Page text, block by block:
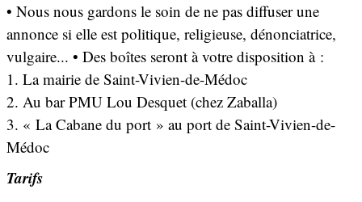
• Nous nous gardons le soin de ne pas diffuser une
annonce si elle est politique, religieuse, dénonciatrice,
vulgaire... • Des boîtes seront à votre disposition à :
1. La mairie de Saint-Vivien-de-Médoc
2. Au bar PMU Lou Desquet (chez Zaballa)
3. « La Cabane du port » au port de Saint-Vivien-de-
Médoc
Tarifs